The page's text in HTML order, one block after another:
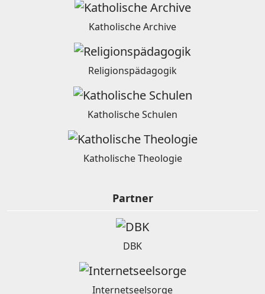
Katholische Archive
Religionspädagogik
Katholische Schulen
Katholische Theologie
Partner
DBK
Internetseelsorge